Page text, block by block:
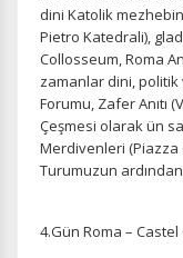
dini Katolik
Pietro Katedrali),
Collosseum, Roma
zamanlar dini, politik
Forumu, Zafer Anıtı
Çeşmesi olarak ün
Merdivenleri (Piazza
Turumuzun
4.Gün Roma –